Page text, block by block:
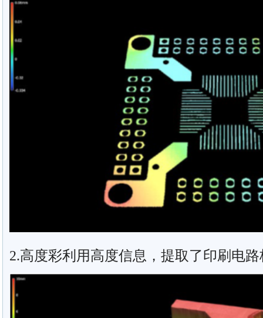
2.高度彩利用高度信息，提取了印刷电